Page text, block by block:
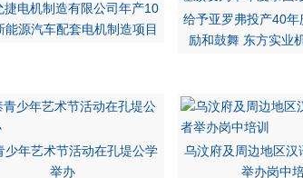
捷电机制造有限公司年产10
能源汽车配套电机制造项目
给予亚罗弗投产40
励和鼓舞 东方实业
少年艺术节活动在孔堤公学
举办
乌汶府及周边地区汉
举办岗中